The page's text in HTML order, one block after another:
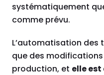
systématiquement
comme prévu.
L’automatisation des
que des
production, et elle